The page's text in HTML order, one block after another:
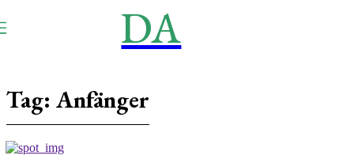
DA
Tag: Anfänger